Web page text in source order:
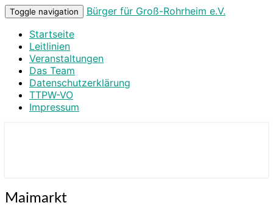
Toggle navigation
Bürger für Groß-Rohrheim e.V.
Startseite
Leitlinien
Veranstaltungen
Das Team
Datenschutzerklärung
TTPW-VO
Impressum
Maimarkt
Maimarkt